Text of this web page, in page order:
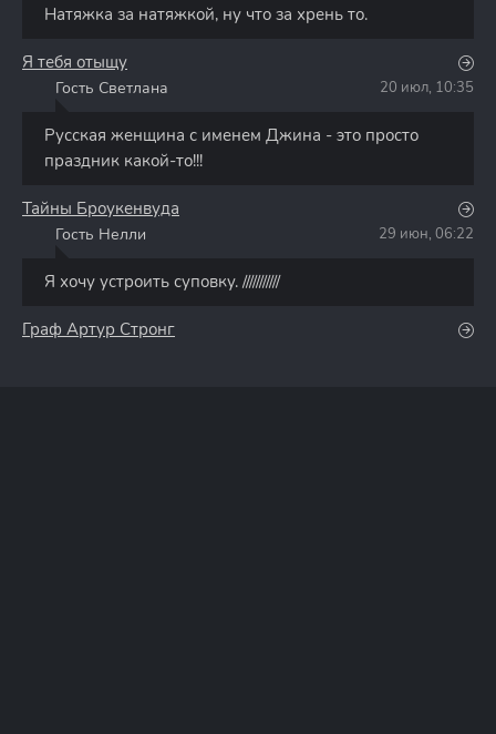
Натяжка за натяжкой, ну что за хрень то.
Я тебя отыщу
Гость Светлана 20 июл, 10:35
Русская женщина с именем Джина - это просто
праздник какой-то!!!
Тайны Броукенвуда
Гость Нелли 29 июн, 06:22
Я хочу устроить суповку. ///////////
Граф Артур Стронг